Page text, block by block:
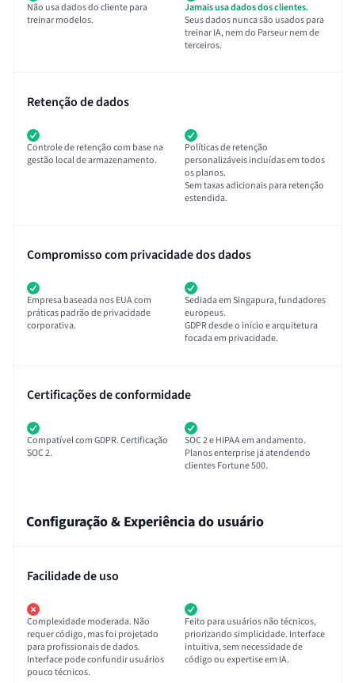
Não usa dados do cliente para
treinar modelos.
Jamais usa dados dos clientes.
Seus dados nunca são usados para
treinar IA, nem do Parseur nem de
terceiros.
Retenção de dados
Controle de retenção com base na
gestão local de armazenamento.
Políticas de retenção
personalizáveis incluídas em todos
os planos.
Sem taxas adicionais para retenção
estendida.
Compromisso com privacidade dos dados
Empresa baseada nos EUA com
práticas padrão de privacidade
corporativa.
Sediada em Singapura, fundadores
europeus.
GDPR desde o início e arquitetura
focada em privacidade.
Certificações de conformidade
Compatível com GDPR. Certificação
SOC 2.
SOC 2 e HIPAA em andamento.
Planos enterprise já atendendo
clientes Fortune 500.
Configuração & Experiência do usuário
Facilidade de uso
Complexidade moderada. Não
requer código, mas foi projetado
para profissionais de dados.
Interface pode confundir usuários
pouco técnicos.
Feito para usuários não técnicos,
priorizando simplicidade. Interface
intuitiva, sem necessidade de
código ou expertise em IA.